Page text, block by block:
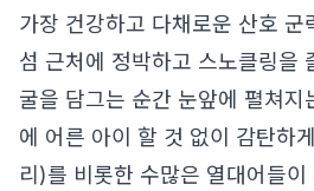
가장 건강하고 다채로운 산호 군
섬 근처에 정박하고 스노클링을
굴을 담그는 순간 눈앞에 펼쳐지
에 어른 아이 할 것 없이 감탄하
리)를 비롯한 수많은 열대어들이